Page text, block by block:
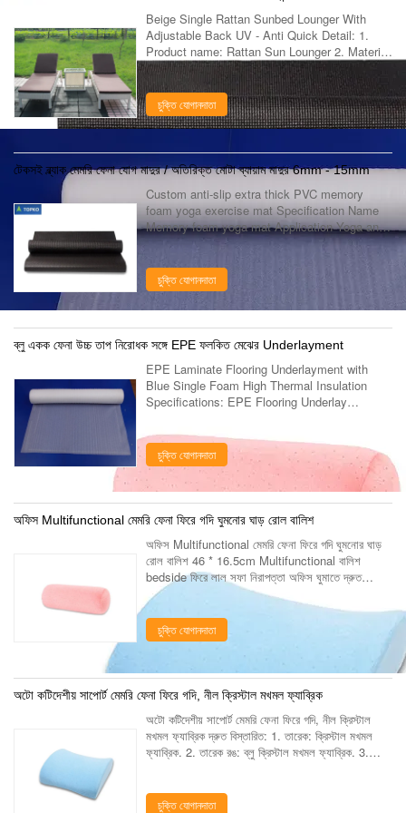
Beige Single Rattan Sunbed Lounger With
Adjustable Back UV - Anti Quick Detail: 1.
Product name: Rattan Sun Lounger 2. Material
:PE Rattan and Aluminum 3. Features:
Weatherproof, Anti-Proof,Dust-Proof 4. ...
চুক্তি যোগানদাতা
টেকসই ব্ল্যাক মেমরি ফেনা যোগ মাদুর / অতিরিক্ত মোটা ব্যায়াম মাদুর 6mm - 15mm
Custom anti-slip extra thick PVC memory
foam yoga exercise mat Specification Name
Memory foam yoga mat Application Yoga and
Pilates Color Customize Feature Memory foam
and non-slip design Size Customize ...
চুক্তি যোগানদাতা
ব্লু একক ফেনা উচ্চ তাপ নিরোধক সঙ্গে EPE ফলকিত মেঝের Underlayment
EPE Laminate Flooring Underlayment with
Blue Single Foam High Thermal Insulation
Specifications: EPE Flooring Underlay
200sq.ft.(1.1m x 16.9m); 100sq.ft.(1.1m x
16.9m); ....
চুক্তি যোগানদাতা
অফিস Multifunctional মেমরি ফেনা ফিরে গদি ঘুমনোর ঘাড় রোল বালিশ
অফিস Multifunctional মেমরি ফেনা ফিরে গদি ঘুমনোর ঘাড়
রোল বালিশ 46 * 16.5cm Multifunctional বালিশ
bedside ফিরে লাল সফা নিরাপত্তা অফিস ঘুমাতে দ্রুত
বিস্তারিত: 1. তারেক: ক্রিস্টাল মখমল. 2. তারেক রঙ: রেড. 3.
মাত্রা...
চুক্তি যোগানদাতা
অটো কটিদেশীয় সাপোর্ট মেমরি ফেনা ফিরে গদি, নীল ক্রিস্টাল মখমল ফ্যাব্রিক
অটো কটিদেশীয় সাপোর্ট মেমরি ফেনা ফিরে গদি, নীল ক্রিস্টাল
মখমল ফ্যাব্রিক দ্রুত বিস্তারিত: 1. তারেক: ক্রিস্টাল মখমল
ফ্যাব্রিক. 2. তারেক রঙ: ব্লু ক্রিস্টাল মখমল ফ্যাব্রিক. 3.
চুক্তি যোগানদাতা